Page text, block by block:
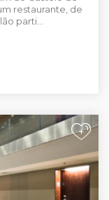
restaurante, de
parti...
+